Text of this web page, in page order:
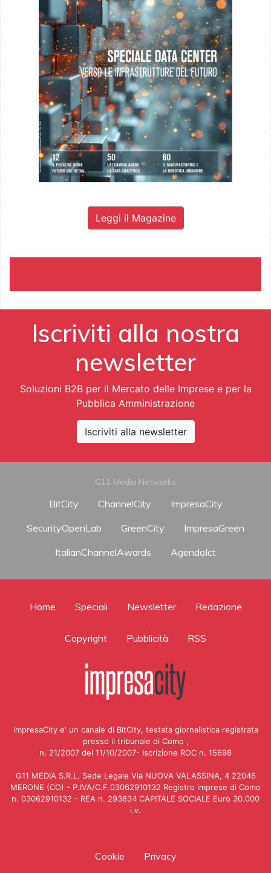
Leggi il Magazine
Iscriviti alla nostra
newsletter
Soluzioni B2B per il Mercato delle Imprese e per la
Pubblica Amministrazione
Iscriviti alla newsletter
G11 Media Networks
BitCity ChannelCity
ImpresaCity
SecurityOpenLab
GreenCity
ImpresaGreen
ItalianChannelAwards
AgendaIct
Home Speciali Newsletter Redazione
Copyright Pubblicità RSS
ImpresaCity e' un canale di BitCity, testata giornalistica registrata
presso il tribunale di Como ,
n. 21/2007 del 11/10/2007- Iscrizione ROC n. 15698
G11 MEDIA S.R.L. Sede Legale Via NUOVA VALASSINA, 4 22046
MERONE (CO) - P.IVA/C.F.03062910132 Registro imprese di Como
n. 03062910132 - REA n. 293834 CAPITALE SOCIALE Euro 30.000
i.v.
Cookie Privacy